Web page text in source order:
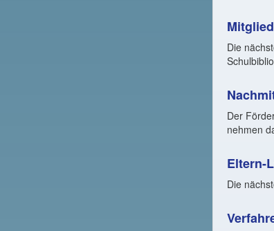
Die
Der
nehmen
Eltern-
Die